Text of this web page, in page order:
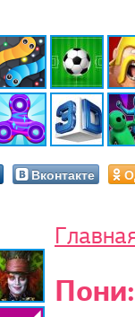
Вконтакте